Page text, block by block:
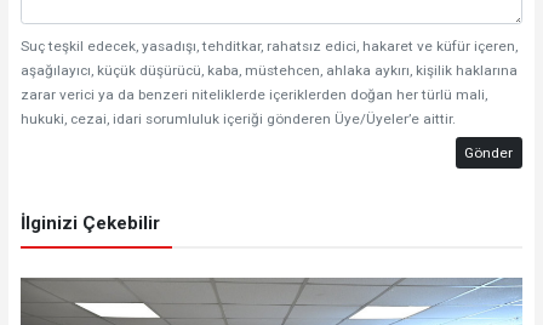
Suç teşkil edecek, yasadışı, tehditkar, rahatsız edici, hakaret ve küfür içeren,
aşağılayıcı, küçük düşürücü, kaba, müstehcen, ahlaka aykırı, kişilik haklarına
zarar verici ya da benzeri niteliklerde içeriklerden doğan her türlü mali,
hukuki, cezai, idari sorumluluk içeriği gönderen Üye/Üyeler’e aittir.
Gönder
İlginizi Çekebilir